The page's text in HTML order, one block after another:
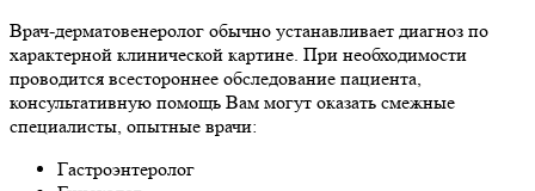
Врач-дерматовенеролог обычно устанавливает диагноз по
характерной клинической картине. При необходимости
проводится всестороннее обследование пациента,
консультативную помощь Вам могут оказать смежные
специалисты, опытные врачи:
Гастроэнтеролог